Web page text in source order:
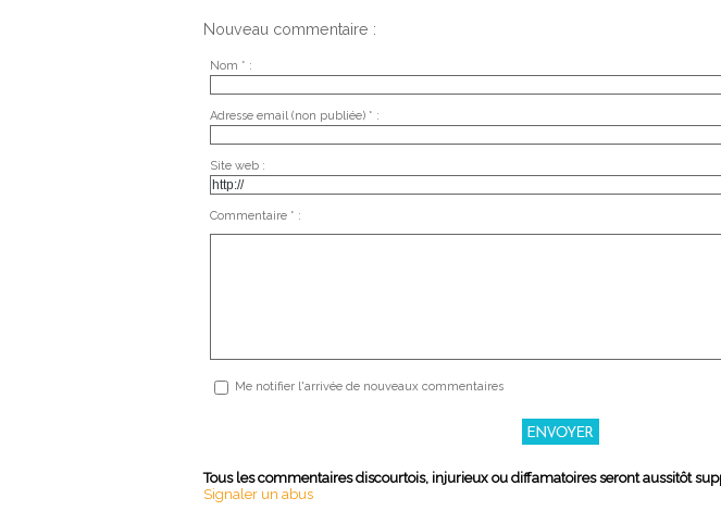
Nouveau commentaire :
Nom * :
Adresse email (non publiée) * :
Site web :
Commentaire * :
Me notifier l'arrivée de nouveaux commentaires
Tous les commentaires discourtois, injurieux ou diffamatoires seront aussitôt
Signaler un abus